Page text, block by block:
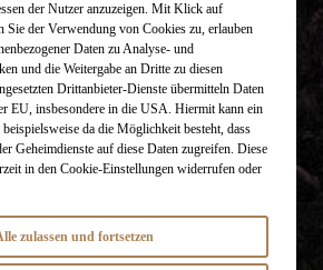
der Nutzer anzuzeigen. Mit Klick auf
Sie der Verwendung von Cookies zu, erlauben
Daten zu Analyse- und
und die Weitergabe an Dritte zu diesen
Drittanbieter-Dienste übermitteln Daten
EU, insbesondere in die USA. Hiermit kann ein
da die Möglichkeit besteht, dass
Geheimdienste auf diese Daten zugreifen. Diese
in den Cookie-Einstellungen widerrufen oder
zulassen und fortsetzen